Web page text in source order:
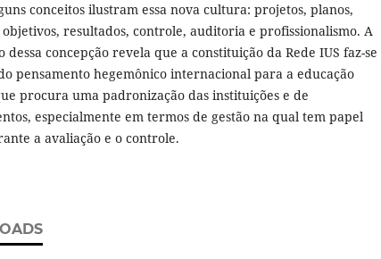
conceitos ilustram essa nova cultura: projetos, planos,
objetivos, resultados, controle, auditoria e profissionalismo. A
dessa concepção revela que a constituição da Rede IUS faz-se
pensamento hegemônico internacional para a educação
procura uma padronização das instituições e de
especialmente em termos de gestão na qual tem papel
a avaliação e o controle.